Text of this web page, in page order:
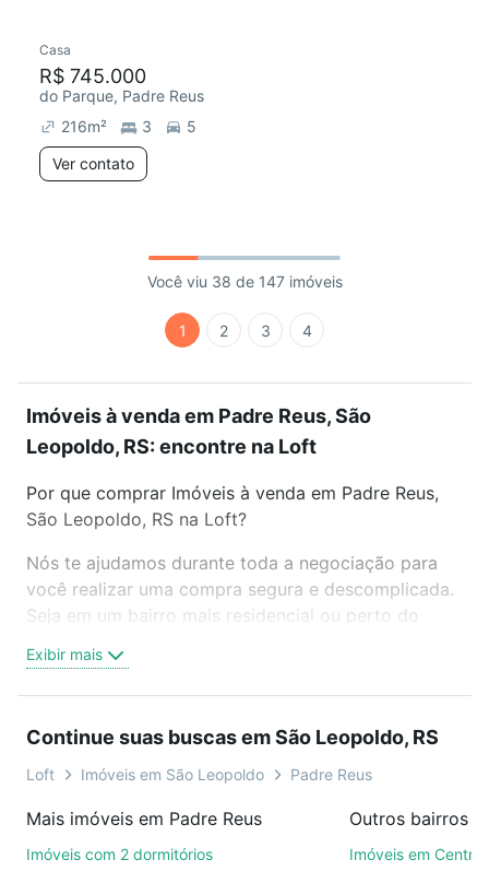
Casa
R$ 745.000
do Parque, Padre Reus
216m² 3
5
Ver contato
Você viu 38 de 147 imóveis
1 2 3 4
Imóveis à venda em Padre Reus, São
Leopoldo, RS: encontre na Loft
Por que comprar Imóveis à venda em Padre Reus,
São Leopoldo, RS na Loft?
Nós te ajudamos durante toda a negociação para
você realizar uma compra segura e descomplicada.
Seja em um bairro mais residencial ou perto do
oferta ideal de Imóveis à venda em Padre Reus, São
Leopoldo, RS para conquistar seu sonho. Agende
sem compromisso e você ainda conta com mais de
46 mil corretores e imobiliárias te ajudando na
Como escolher um imóvel?
Exibir mais
Continue suas buscas em São Leopoldo, RS
Loft Imóveis em São Leopoldo Padre Reus
Mais imóveis em Padre Reus
Imóveis com 2 dormitórios
Imóveis em Centro